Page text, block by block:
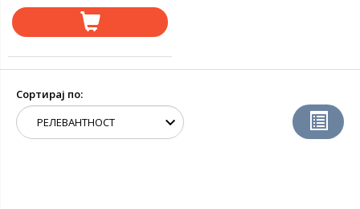
Сортирај по: